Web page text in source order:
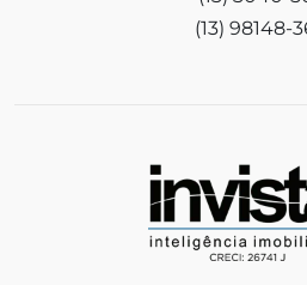
(13) 98148-